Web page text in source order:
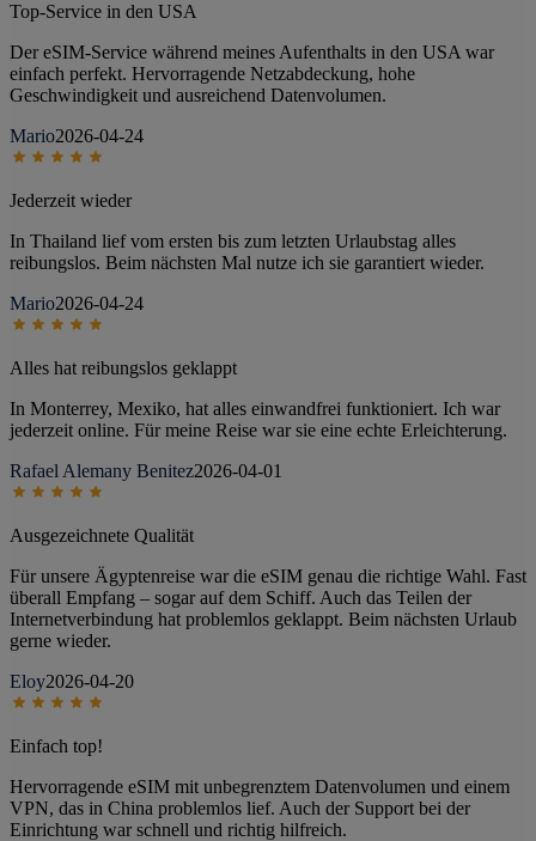
Top-Service in den USA
Der eSIM-Service während meines Aufenthalts in den USA war
einfach perfekt. Hervorragende Netzabdeckung, hohe
Geschwindigkeit und ausreichend Datenvolumen.
Mario2026-04-24
Jederzeit wieder
In Thailand lief vom ersten bis zum letzten Urlaubstag alles
reibungslos. Beim nächsten Mal nutze ich sie garantiert wieder.
Mario2026-04-24
Alles hat reibungslos geklappt
In Monterrey, Mexiko, hat alles einwandfrei funktioniert. Ich war
jederzeit online. Für meine Reise war sie eine echte Erleichterung.
Rafael Alemany Benitez2026-04-01
Ausgezeichnete Qualität
Für unsere Ägyptenreise war die eSIM genau die richtige Wahl. Fast
überall Empfang – sogar auf dem Schiff. Auch das Teilen der
Internetverbindung hat problemlos geklappt. Beim nächsten Urlaub
gerne wieder.
Eloy2026-04-20
Einfach top!
Hervorragende eSIM mit unbegrenztem Datenvolumen und einem
VPN, das in China problemlos lief. Auch der Support bei der
Einrichtung war schnell und richtig hilfreich.